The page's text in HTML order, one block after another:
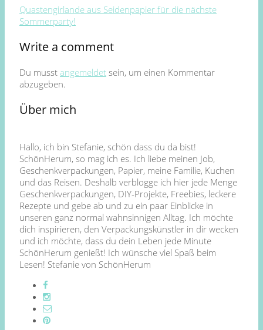
Quastengirlande aus Seidenpapier für die nächste
Sommerparty!
Write a comment
Du musst angemeldet sein, um einen Kommentar
abzugeben.
Über mich
Hallo, ich bin Stefanie, schön dass du da bist!
SchönHerum, so mag ich es. Ich liebe meinen Job,
Geschenkverpackungen, Papier, meine Familie, Kuchen
und das Reisen. Deshalb verblogge ich hier jede Menge
Geschenkverpackungen, DIY-Projekte, Freebies, leckere
Rezepte und gebe ab und zu ein paar Einblicke in
unseren ganz normal wahnsinnigen Alltag. Ich möchte
dich inspirieren, den Verpackungskünstler in dir wecken
und ich möchte, dass du dein Leben jede Minute
SchönHerum genießt! Ich wünsche viel Spaß beim
Lesen! Stefanie von SchönHerum